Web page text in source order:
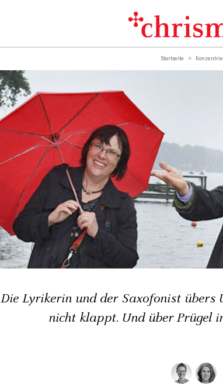
Startseite
Die Lyrikerin und der Saxofonist übers
nicht klappt. Und über Prügel